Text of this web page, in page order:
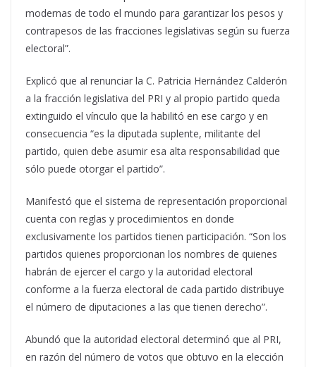
modernas de todo el mundo para garantizar los pesos y
contrapesos de las fracciones legislativas según su fuerza
electoral”.
Explicó que al renunciar la C. Patricia Hernández Calderón
a la fracción legislativa del PRI y al propio partido queda
extinguido el vínculo que la habilitó en ese cargo y en
consecuencia “es la diputada suplente, militante del
partido, quien debe asumir esa alta responsabilidad que
sólo puede otorgar el partido”.
Manifestó que el sistema de representación proporcional
cuenta con reglas y procedimientos en donde
exclusivamente los partidos tienen participación. “Son los
partidos quienes proporcionan los nombres de quienes
habrán de ejercer el cargo y la autoridad electoral
conforme a la fuerza electoral de cada partido distribuye
el número de diputaciones a las que tienen derecho”.
Abundó que la autoridad electoral determinó que al PRI,
en razón del número de votos que obtuvo en la elección